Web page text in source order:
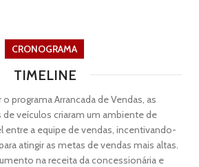
CRONOGRAMA
TIMELINE
programa Arrancada de Vendas, as
veículos criaram um ambiente de
entre a equipe de vendas, incentivando-
atingir as metas de vendas mais altas.
na receita da concessionária e